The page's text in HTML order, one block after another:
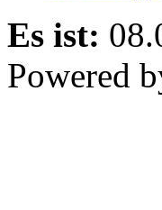
Es ist:
Powered